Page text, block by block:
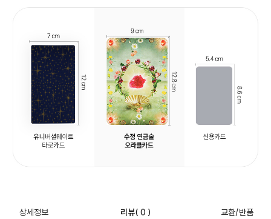
상세정보 리뷰( 0 ) 교환/반품